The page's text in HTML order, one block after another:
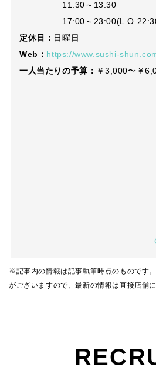
11:30～13:30
17:00～
定休日： 日曜日
Web： https://www.sushi-
一人当たりの予算： ￥3,000〜￥
※記事内の情報は記事執筆時点のものです
がございますので、最新の情報は直接店舗